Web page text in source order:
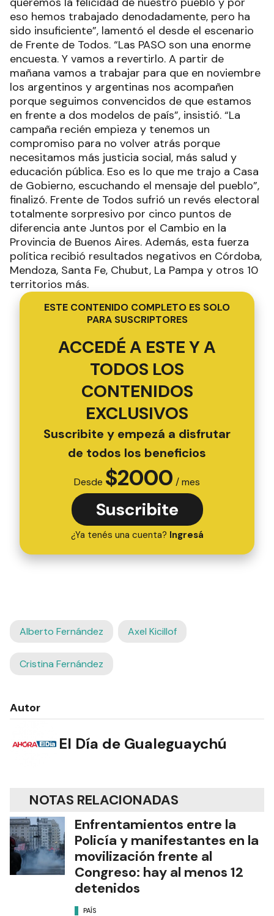
eso hemos trabajado denodadamente, pero ha
sido insuficiente”, lamentó el desde el escenario
de Frente de Todos. “Las PASO son una enorme
encuesta. Y vamos a revertirlo. A partir de
mañana vamos a trabajar para que en noviembre
los argentinos y argentinas nos acompañen
porque seguimos convencidos de que estamos
en frente a dos modelos de país”, insistió. “La
campaña recién empieza y tenemos un
compromiso para no volver atrás porque
necesitamos más justicia social, más salud y
educación pública. Eso es lo que me trajo a Casa
de Gobierno, escuchando el mensaje del pueblo”,
finalizó. Frente de Todos sufrió un revés electoral
totalmente sorpresivo por cinco puntos de
diferencia ante Juntos por el Cambio en la
Provincia de Buenos Aires. Además, esta fuerza
política recibió resultados negativos en Córdoba,
Mendoza, Santa Fe, Chubut, La Pampa y otros 10
territorios más.
ESTE CONTENIDO COMPLETO ES SOLO
PARA SUSCRIPTORES
ACCEDÉ A ESTE Y A
TODOS LOS
CONTENIDOS
EXCLUSIVOS
Suscribite y empezá a disfrutar
de todos los beneficios
Desde $2000 / mes
Suscribite
¿Ya tenés una cuenta? Ingresá
Alberto Fernández Axel Kicillof
Cristina Fernández
Autor
El Día de Gualeguaychú
NOTAS RELACIONADAS
Enfrentamientos entre la
Policía y manifestantes en la
movilización frente al
Congreso: hay al menos 12
detenidos
PAÍS